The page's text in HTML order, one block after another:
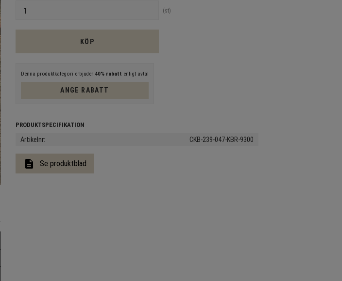
st
KÖP
Denna produktkategori erbjuder 40% rabatt enligt avtal
ANGE RABATT
Artikelnr CKB-239-047-KBR-9300
description Se produktblad